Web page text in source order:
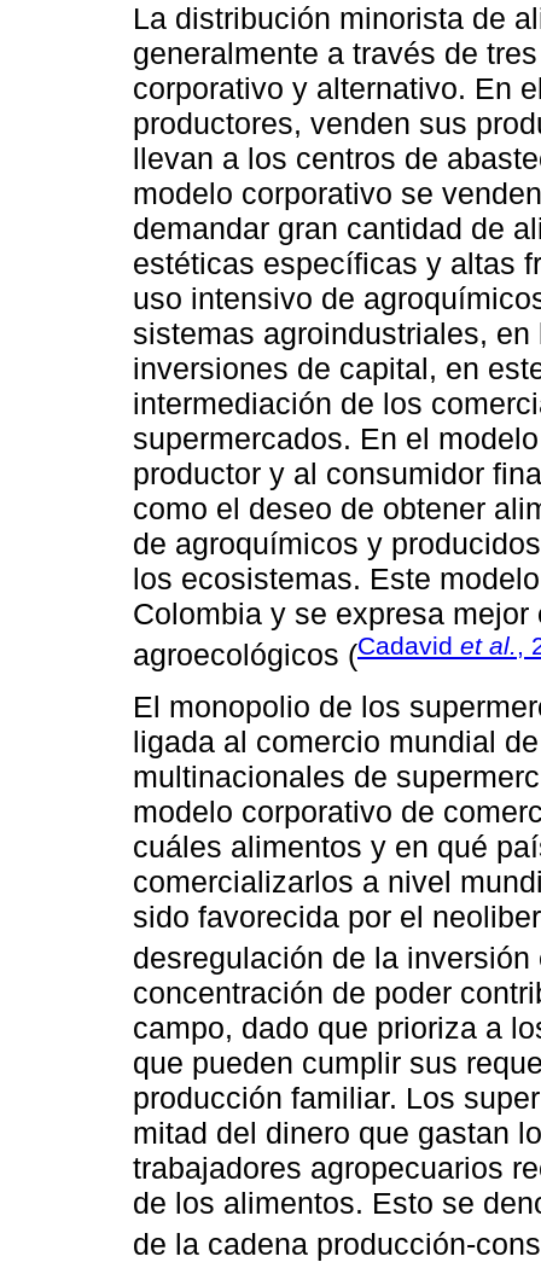
La distribución minorista de
generalmente a través de
corporativo y alternativo. En
productores, venden sus
llevan a los centros de
modelo corporativo se
demandar gran cantidad de
estéticas específicas y altas
uso intensivo de
sistemas agroindustriales,
inversiones de capital, en
intermediación de los
supermercados. En el
productor y al consumidor
como el deseo de obtener
de agroquímicos y
los ecosistemas. Este
Colombia y se expresa
agroecológicos (Cadavid et al.,
El monopolio de los
ligada al comercio mundial
multinacionales de
modelo corporativo de
cuáles alimentos y en qué
comercializarlos a nivel
sido favorecida por el
desregulación de la inversión
concentración de poder
campo, dado que prioriza a
que pueden cumplir sus
producción familiar. Los
mitad del dinero que gastan
trabajadores agropecuarios
de los alimentos. Esto se
de la cadena producción-